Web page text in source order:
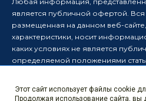
является публичной офертой.
размещенная на данном веб-
характеристики, носит
каких условиях не является
определяемой положениями
Производитель оставляет за
порядке вносить изменения в
Этот сайт использует файлы cookie
Продолжая использование сайта, вы